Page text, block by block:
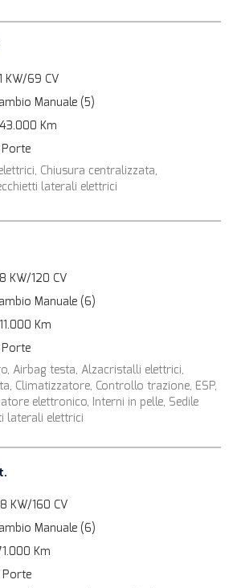
KW/69 CV
Manuale (5)
Km
Chiusura centralizzata,
laterali elettrici
KW/120 CV
Manuale (6)
Km
Airbag testa, Alzacristalli elettrici,
Climatizzatore, Controllo trazione, ESP,
elettronico, Interni in pelle, Sedile
laterali elettrici
KW/160 CV
Manuale (6)
Km